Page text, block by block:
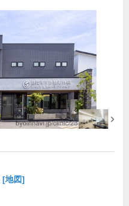
[地図]